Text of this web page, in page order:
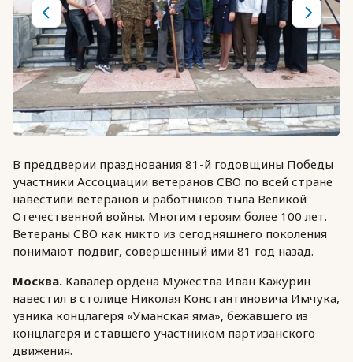
В преддверии празднования 81-й годовщины Победы
участники Ассоциации ветеранов СВО по всей стране
навестили ветеранов и работников тыла Великой
Отечественной войны. Многим героям более 100 лет.
Ветераны СВО как никто из сегодняшнего поколения
понимают подвиг, совершённый ими 81 год назад.
Москва. Кавалер ордена Мужества Иван Кажурин
навестил в столице Николая Константиновича Имчука,
узника концлагеря «Уманская яма», бежавшего из
концлагеря и ставшего участником партизанского
движения.